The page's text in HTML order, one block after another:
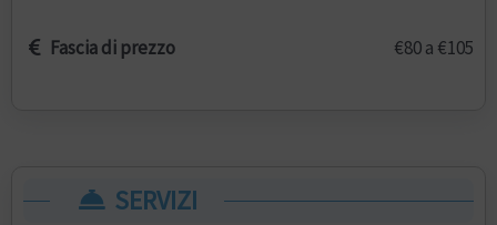
Fascia di prezzo €80a €105
SERVIZI